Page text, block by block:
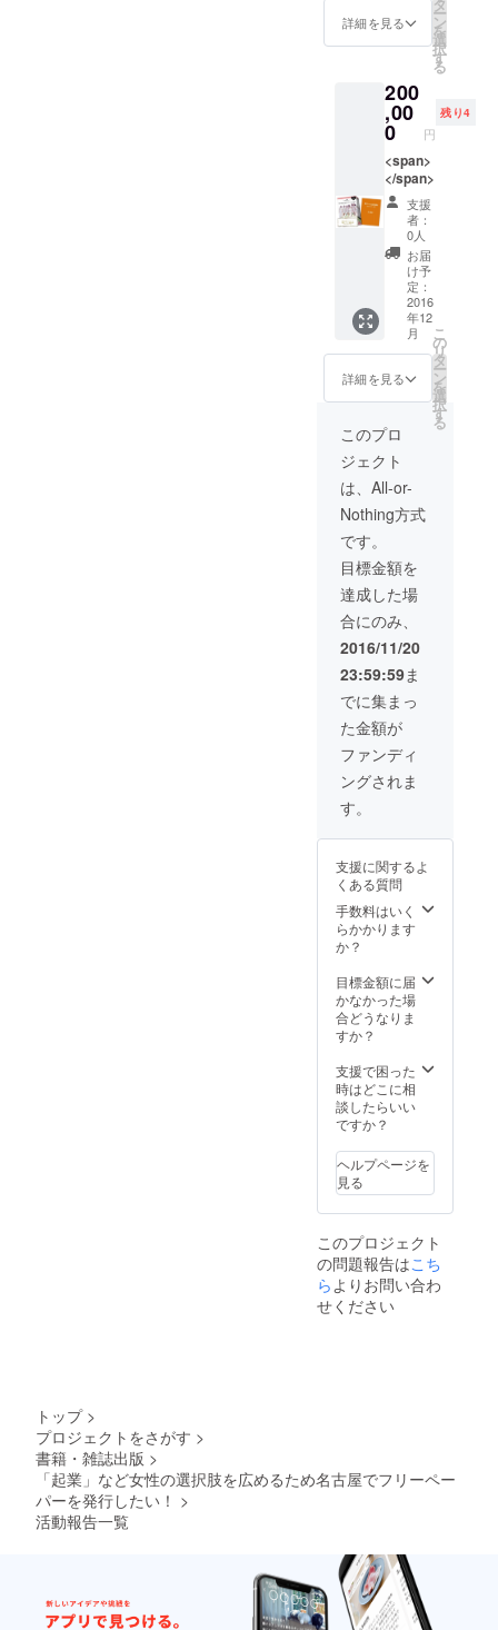
詳細を見る
タ
ー
ン
を
選
択
す
る
200
,00
0 円
残り4
<span>
</span>
支援
者：
0人
お届
け予
定：
2016
年12
月
詳細を見る
こ
の
リ
タ
ー
ン
を
選
択
す
る
このプロ
ジェクト
は、All-or-
Nothing方式
です。
目標金額を
達成した場
合にのみ、
2016/11/20
23:59:59ま
でに集まっ
た金額が
ファンディ
ングされま
す。
支援に関するよ
くある質問
手数料はいく
らかかります
か？
目標金額に届
かなかった場
合どうなりま
すか？
支援で困った
時はどこに相
談したらいい
ですか？
ヘルプページを
見る
このプロジェクト
の問題報告はこち
らよりお問い合わ
せください
トップ >
プロジェクトをさがす >
書籍・雑誌出版 >
「起業」など女性の選択肢を広めるため名古屋でフリーペー
パーを発行したい！ >
活動報告一覧